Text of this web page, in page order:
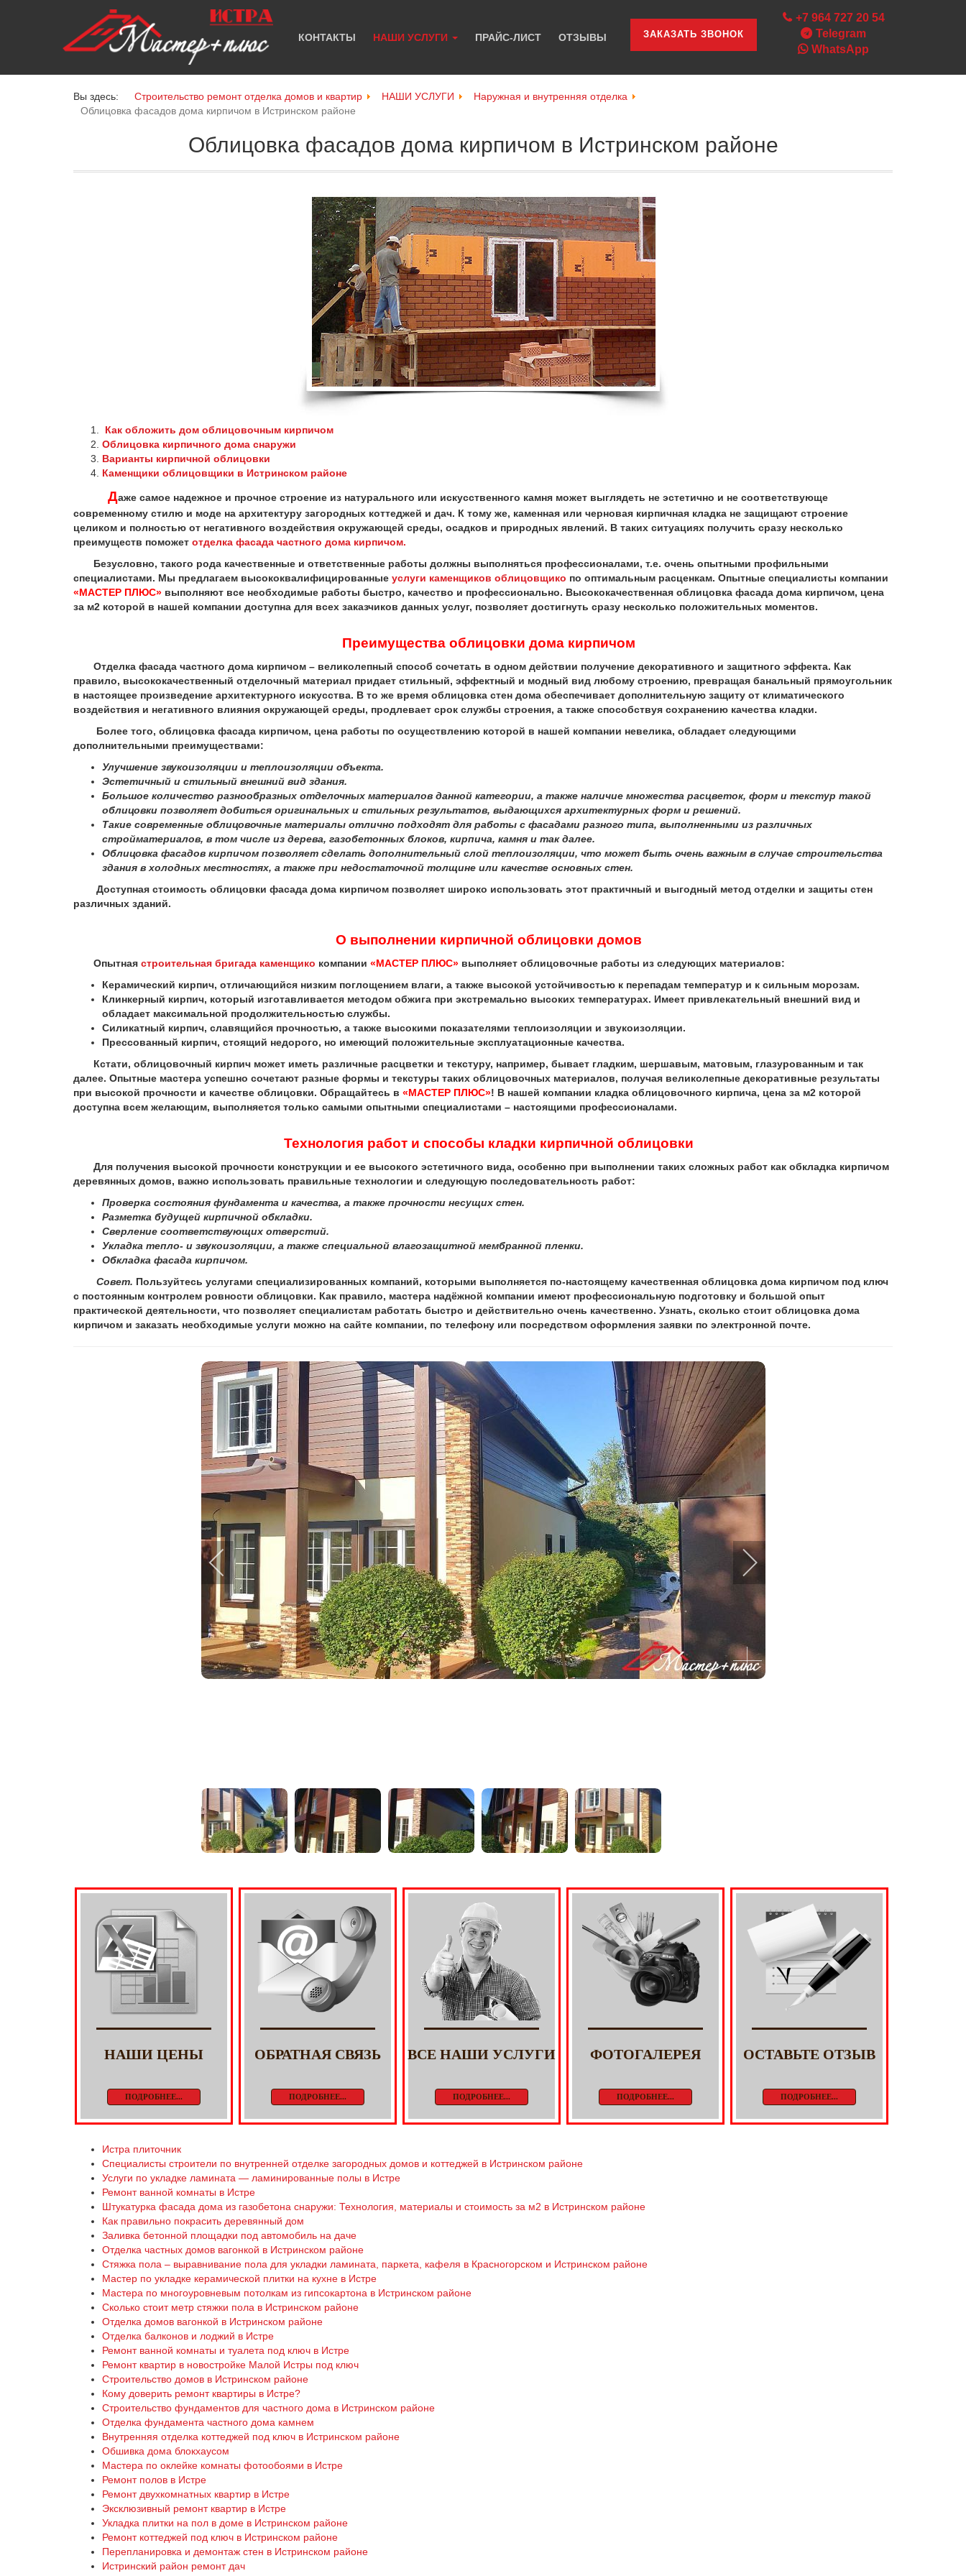
КОНТАКТЫ НАШИ УСЛУГИ ПРАЙС-ЛИСТ ОТЗЫВЫ ЗАКАЗАТЬ ЗВОНОК
+7 964 727 20 54
Telegram
WhatsApp
Вы здесь: Строительство ремонт отделка домов и квартир НАШИ УСЛУГИ
Наружная и внутренняя отделка
Облицовка фасадов дома кирпичом в Истринском районе
Облицовка фасадов дома кирпичом в Истринском районе
Как обложить дом облицовочным кирпичом
Облицовка кирпичного дома снаружи
Варианты кирпичной облицовки
Каменщики облицовщики в Истринском районе
Даже самое надежное и прочное строение из натурального или искусственного камня может выглядеть не эстетично и не соответствующе
современному стилю и моде на архитектуру загородных коттеджей и дач. К тому же, каменная или черновая кирпичная кладка не защищают строение
целиком и полностью от негативного воздействия окружающей среды, осадков и природных явлений. В таких ситуациях получить сразу несколько
преимуществ поможет отделка фасада частного дома кирпичом.
Безусловно, такого рода качественные и ответственные работы должны выполняться профессионалами, т.е. очень опытными профильными
специалистами. Мы предлагаем высококвалифицированные услуги каменщиков облицовщико по оптимальным расценкам. Опытные специалисты компании
«МАСТЕР ПЛЮС» выполняют все необходимые работы быстро, качество и профессионально. Высококачественная облицовка фасада дома кирпичом, цена
за м2 которой в нашей компании доступна для всех заказчиков данных услуг, позволяет достигнуть сразу несколько положительных моментов.
Преимущества облицовки дома кирпичом
Отделка фасада частного дома кирпичом – великолепный способ сочетать в одном действии получение декоративного и защитного эффекта. Как
правило, высококачественный отделочный материал придает стильный, эффектный и модный вид любому строению, превращая банальный прямоугольник
в настоящее произведение архитектурного искусства. В то же время облицовка стен дома обеспечивает дополнительную защиту от климатического
воздействия и негативного влияния окружающей среды, продлевает срок службы строения, а также способствуя сохранению качества кладки.
Более того, облицовка фасада кирпичом, цена работы по осуществлению которой в нашей компании невелика, обладает следующими
дополнительными преимуществами:
Улучшение звукоизоляции и теплоизоляции объекта.
Эстетичный и стильный внешний вид здания.
Большое количество разнообразных отделочных материалов данной категории, а также наличие множества расцветок, форм и текстур такой
облицовки позволяет добиться оригинальных и стильных результатов, выдающихся архитектурных форм и решений.
Такие современные облицовочные материалы отлично подходят для работы с фасадами разного типа, выполненными из различных
стройматериалов, в том числе из дерева, газобетонных блоков, кирпича, камня и так далее.
Облицовка фасадов кирпичом позволяет сделать дополнительный слой теплоизоляции, что может быть очень важным в случае строительства
здания в холодных местностях, а также при недостаточной толщине или качестве основных стен.
Доступная стоимость облицовки фасада дома кирпичом позволяет широко использовать этот практичный и выгодный метод отделки и защиты стен
различных зданий.
О выполнении кирпичной облицовки домов
Опытная строительная бригада каменщико компании «МАСТЕР ПЛЮС» выполняет облицовочные работы из следующих материалов:
Керамический кирпич, отличающийся низким поглощением влаги, а также высокой устойчивостью к перепадам температур и к сильным морозам.
Клинкерный кирпич, который изготавливается методом обжига при экстремально высоких температурах. Имеет привлекательный внешний вид и
обладает максимальной продолжительностью службы.
Силикатный кирпич, славящийся прочностью, а также высокими показателями теплоизоляции и звукоизоляции.
Прессованный кирпич, стоящий недорого, но имеющий положительные эксплуатационные качества.
Кстати, облицовочный кирпич может иметь различные расцветки и текстуру, например, бывает гладким, шершавым, матовым, глазурованным и так
далее. Опытные мастера успешно сочетают разные формы и текстуры таких облицовочных материалов, получая великолепные декоративные результаты
при высокой прочности и качестве облицовки. Обращайтесь в «МАСТЕР ПЛЮС»! В нашей компании кладка облицовочного кирпича, цена за м2 которой
доступна всем желающим, выполняется только самыми опытными специалистами – настоящими профессионалами.
Технология работ и способы кладки кирпичной облицовки
Для получения высокой прочности конструкции и ее высокого эстетичного вида, особенно при выполнении таких сложных работ как обкладка кирпичом
деревянных домов, важно использовать правильные технологии и следующую последовательность работ:
Проверка состояния фундамента и качества, а также прочности несущих стен.
Разметка будущей кирпичной обкладки.
Сверление соответствующих отверстий.
Укладка тепло- и звукоизоляции, а также специальной влагозащитной мембранной пленки.
Обкладка фасада кирпичом.
Совет. Пользуйтесь услугами специализированных компаний, которыми выполняется по-настоящему качественная облицовка дома кирпичом под ключ
с постоянным контролем ровности облицовки. Как правило, мастера надёжной компании имеют профессиональную подготовку и большой опыт
практической деятельности, что позволяет специалистам работать быстро и действительно очень качественно. Узнать, сколько стоит облицовка дома
кирпичом и заказать необходимые услуги можно на сайте компании, по телефону или посредством оформления заявки по электронной почте.
НАШИ ЦЕНЫ
ПОДРОБНЕЕ...
ОБРАТНАЯ СВЯЗЬ
ПОДРОБНЕЕ...
ВСЕ НАШИ УСЛУГИ
ПОДРОБНЕЕ...
ФОТОГАЛЕРЕЯ
ПОДРОБНЕЕ...
ОСТАВЬТЕ ОТЗЫВ
ПОДРОБНЕЕ...
Истра плиточник
Специалисты строители по внутренней отделке загородных домов и коттеджей в Истринском районе
Услуги по укладке ламината — ламинированные полы в Истре
Ремонт ванной комнаты в Истре
Штукатурка фасада дома из газобетона снаружи: Технология, материалы и стоимость за м2 в Истринском районе
Как правильно покрасить деревянный дом
Заливка бетонной площадки под автомобиль на даче
Отделка частных домов вагонкой в Истринском районе
Стяжка пола – выравнивание пола для укладки ламината, паркета, кафеля в Красногорском и Истринском районе
Мастер по укладке керамической плитки на кухне в Истре
Мастера по многоуровневым потолкам из гипсокартона в Истринском районе
Сколько стоит метр стяжки пола в Истринском районе
Отделка домов вагонкой в Истринском районе
Отделка балконов и лоджий в Истре
Ремонт ванной комнаты и туалета под ключ в Истре
Ремонт квартир в новостройке Малой Истры под ключ
Строительство домов в Истринском районе
Кому доверить ремонт квартиры в Истре?
Строительство фундаментов для частного дома в Истринском районе
Отделка фундамента частного дома камнем
Внутренняя отделка коттеджей под ключ в Истринском районе
Обшивка дома блокхаусом
Мастера по оклейке комнаты фотообоями в Истре
Ремонт полов в Истре
Ремонт двухкомнатных квартир в Истре
Эксклюзивный ремонт квартир в Истре
Укладка плитки на пол в доме в Истринском районе
Ремонт коттеджей под ключ в Истринском районе
Перепланировка и демонтаж стен в Истринском районе
Истринский район ремонт дач